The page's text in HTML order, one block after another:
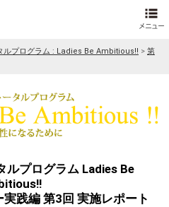
ルプログラム : Ladies Be Ambitious!! > 第
ルプログラム Ladies Be
践編 第3回 実施レポート